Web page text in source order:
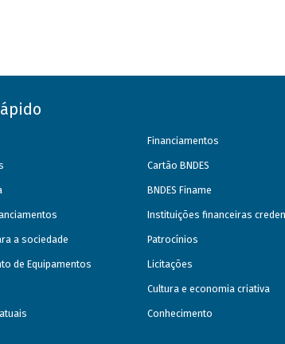
a sociedade
de Equipamentos
Financiamentos
Cartão BNDES
BNDES Finame
Instituições financeiras
Patrocínios
Licitações
Cultura e economia criativa
Conhecimento